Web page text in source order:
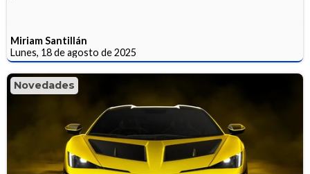
Miriam Santillán
Lunes, 18 de agosto de 2025
Novedades